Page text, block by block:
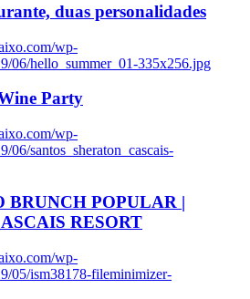
duas personalidades
wp-
06/hello_summer_01-335x256.jpg
Party
wp-
06/santos_sheraton_cascais-
BRUNCH POPULAR |
RESORT
wp-
05/ism38178-fileminimizer-